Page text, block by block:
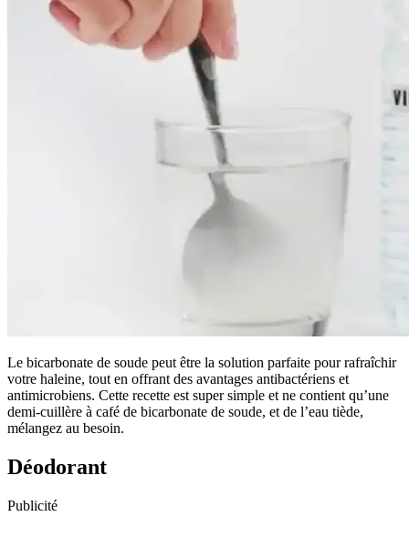
Le bicarbonate de soude peut être la solution parfaite pour rafraîchir
votre haleine, tout en offrant des avantages antibactériens et
antimicrobiens. Cette recette est super simple et ne contient qu’une
demi-cuillère à café de bicarbonate de soude, et de l’eau tiède,
mélangez au besoin.
Déodorant
Publicité